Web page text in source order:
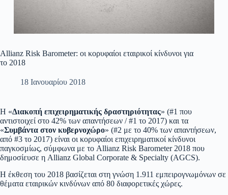
Allianz Risk Barometer: οι κορυφαίοι εταιρικοί κίνδυνοι για
το 2018
18 Ιανουαρίου 2018
Η «Διακοπή επιχειρηματικής δραστηριότητας» (#1 που
αντιστοιχεί στο 42% των απαντήσεων / #1 το 2017) και τα
«Συμβάντα στον κυβερνοχώρο» (#2 με το 40% των απαντήσεων,
από #3 το 2017) είναι οι κορυφαίοι επιχειρηματικοί κίνδυνοι
παγκοσμίως, σύμφωνα με το Allianz Risk Barometer 2018 που
δημοσίευσε η Allianz Global Corporate & Specialty (AGCS).
Η έκθεση του 2018 βασίζεται στη γνώση 1.911 εμπειρογνωμόνων σε
θέματα εταιρικών κινδύνων από 80 διαφορετικές χώρες.